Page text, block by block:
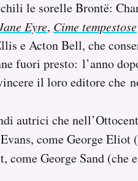
le sorelle Brontë:
Eyre, Cime tempestose
e Acton Bell, che
fuori presto: l’anno
il loro editore che
autrici che
come George
come George Sand (che